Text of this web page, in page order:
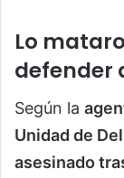
Lo
defender
Según la
Unidad de
asesinado